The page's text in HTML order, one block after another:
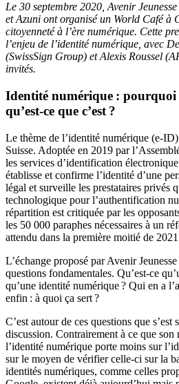
Le 30 septembre 2020, Avenir Jeunesse
etAzuni ontorganiséun World Café à
citoyenneté à l’ère numérique. Cette
l’enjeu de l’identité numérique, avec
(SwissSign Group) et Alexis Roussel
invités.
Identité numérique : pourquoi
qu’est-ce que c’est ?
Le thème de l’identité numérique (e-ID)
Suisse. Adoptée en 2019 par
les services d’identification
établisse et confirme l’identité d’une
légal et surveille les prestataires privés
technologique pour l’authentification
répartition est critiquée par les
les 50 000 paraphes nécessaires à un
attendu dans la première moitié de
L’échange proposé par Avenir Jeunesse
questions fondamentales. Qu’est-ce
qu’une identité numérique ? Qui en a
enfin : à quoi ça sert ?
C’est autour de ces questions que s’est
discussion. Contrairement à ce que son
l’identité numérique porte moins sur
sur le moyen de vérifier celle-ci sur la
identités numériques, comme celles